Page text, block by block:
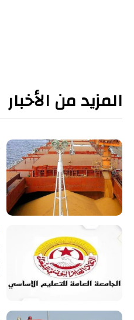
المزيد من الأخبار